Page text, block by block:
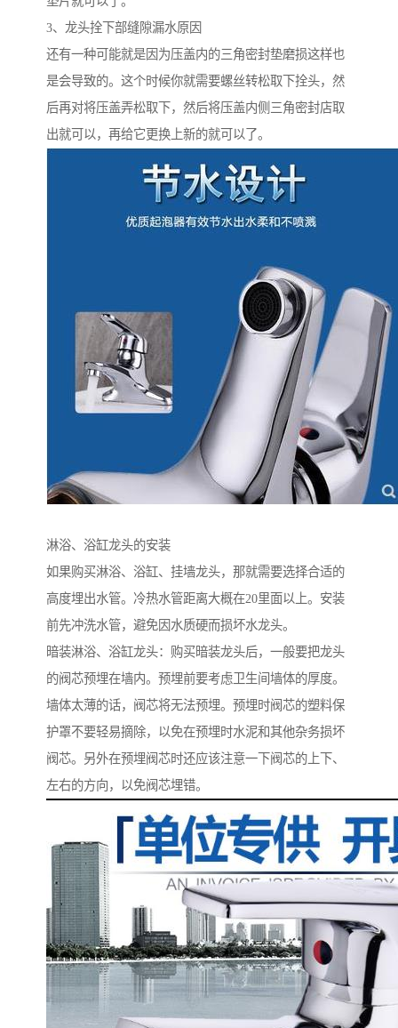
3、龙头拴下部缝隙漏水原因
还有一种可能就是因为压盖内的三角密封垫磨损这样也
是会导致的。这个时候你就需要螺丝转松取下拴头，然
后再对将压盖弄松取下，然后将压盖内侧三角密封店取
出就可以，再给它更换上新的就可以了。
淋浴、浴缸龙头的安装
如果购买淋浴、浴缸、挂墙龙头，那就需要选择合适的
高度埋出水管。冷热水管距离大概在20里面以上。安装
前先冲洗水管，避免因水质硬而损坏水龙头。
暗装淋浴、浴缸龙头：购买暗装龙头后，一般要把龙头
的阀芯预埋在墙内。预埋前要考虑卫生间墙体的厚度。
墙体太薄的话，阀芯将无法预埋。预埋时阀芯的塑料保
护罩不要轻易摘除，以免在预埋时水泥和其他杂务损坏
阀芯。另外在预埋阀芯时还应该注意一下阀芯的上下、
左右的方向，以免阀芯埋错。